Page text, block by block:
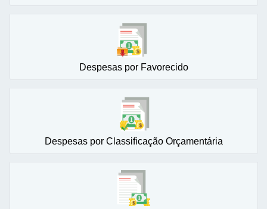
Despesas por Favorecido
Despesas por Classificação Orçamentária